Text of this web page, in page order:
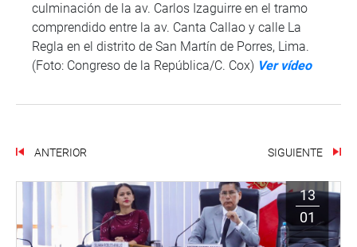
culminación de la av. Carlos Izaguirre en el tramo
comprendido entre la av. Canta Callao y calle La
Regla en el distrito de San Martín de Porres, Lima.
(Foto: Congreso de la República/C. Cox) Ver vídeo
ANTERIOR SIGUIENTE
13
01